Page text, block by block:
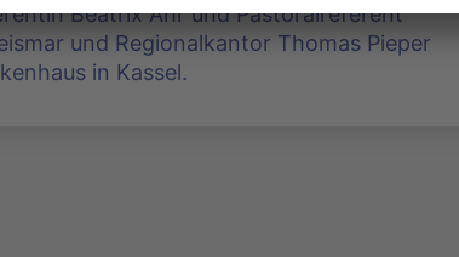
Beatrix Ahr und Pastoralreferent
und Regionalkantor Thomas Pieper
in Kassel.